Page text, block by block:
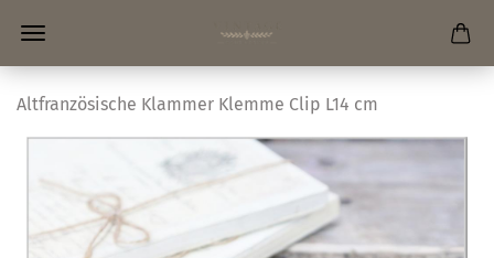
Altfranzösische Klammer Klemme Clip L14 cm